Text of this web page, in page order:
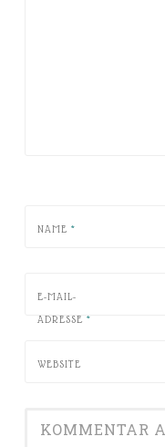
NAME *
E-MAIL-
ADRESSE *
WEBSITE